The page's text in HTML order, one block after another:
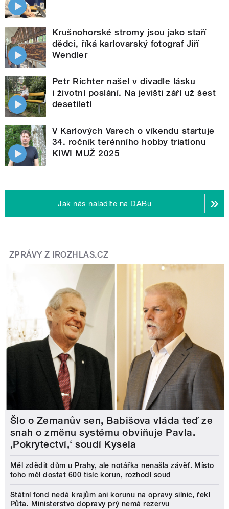
Krušnohorské stromy jsou jako staří
dědci, říká karlovarský fotograf Jiří
Wendler
Petr Richter našel v divadle lásku
i životní poslání. Na jevišti září už šest
desetiletí
V Karlových Varech o víkendu startuje
34. ročník terénního hobby triatlonu
KIWI MUŽ 2025
Jak nás naladíte na DABu
ZPRÁVY Z IROZHLAS.CZ
Šlo o Zemanův sen, Babišova vláda teď ze
snah o změnu systému obviňuje Pavla.
‚Pokrytectví,‘ soudí Kysela
Měl zdědit dům u Prahy, ale notářka nenašla závěť. Místo
toho měl dostat 600 tisíc korun, rozhodl soud
Státní fond nedá krajům ani korunu na opravy silnic, řekl
Půta. Ministerstvo dopravy prý nemá rezervu